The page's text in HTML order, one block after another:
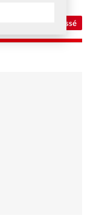
Non classé